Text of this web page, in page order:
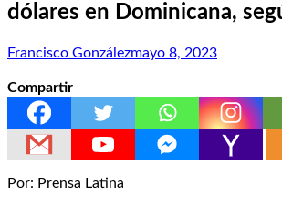
dólares en Dominicana,
Francisco Gonzálezmayo 8, 2023
Compartir
Por: Prensa Latina